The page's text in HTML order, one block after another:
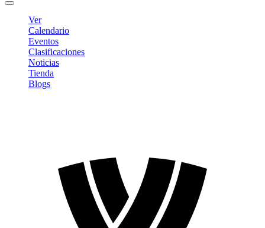
Ver
Calendario
Eventos
Clasificaciones
Noticias
Tienda
Blogs